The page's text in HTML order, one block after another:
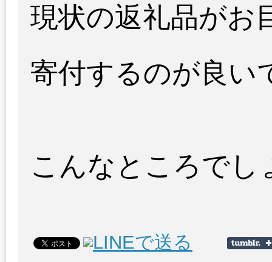
現状の返礼品がお
寄付するのが良い
こんなところでし